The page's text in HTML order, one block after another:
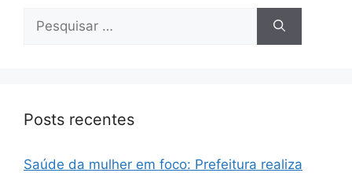
Posts recentes
Saúde da mulher em foco: Prefeitura realiza